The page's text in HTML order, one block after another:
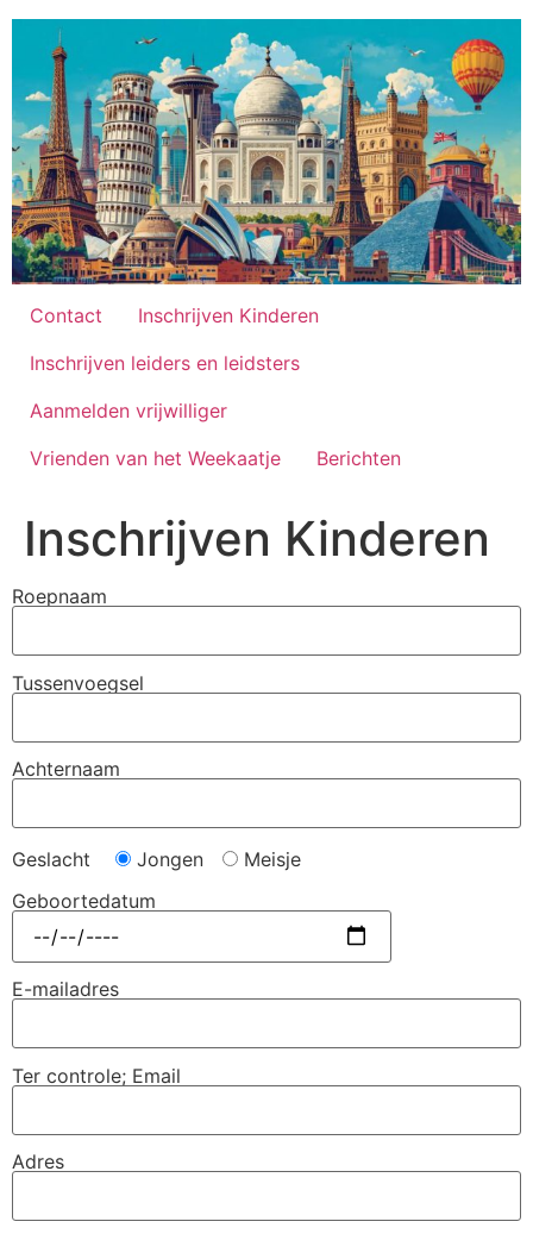
Ga
inhoud
Contact
Inschrijven Kinderen
Inschrijven leiders en leidsters
Aanmelden vrijwilliger
Vrienden van het Weekaatje
Berichten
Inschrijven Kinderen
Roepnaam
Tussenvoegsel
Achternaam
Geslacht Jongen
Meisje
Geboortedatum
E-mailadres
Ter controle; Email
Adres